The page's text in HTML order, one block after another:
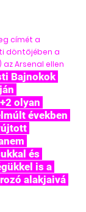
címét a
döntőjében a
az Arsenal ellen
olyan
években
és
is a
alakjaivá